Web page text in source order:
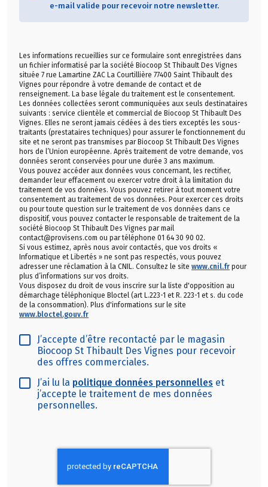
e-mail valide pour recevoir notre newsletter.
Les informations recueillies sur ce formulaire sont enregistrées dans
un fichier informatisé par la société Biocoop St Thibault Des Vignes
située 7 rue Lamartine ZAC La Courtillière 77400 Saint Thibault des
Vignes pour répondre à votre demande de contact et de
renseignement. La base légale du traitement est le consentement.
Les données collectées seront communiquées aux seuls destinataires
suivants : service clientèle et commercial de Biocoop St Thibault Des
Vignes. Elles ne seront jamais cédées à des tiers exceptés les sous-
traitants (prestataires techniques) pour assurer le fonctionnement du
site et ne seront pas transmises par Biocoop St Thibault Des Vignes
hors de l’Union européenne. Après traitement de votre demande, vos
données seront conservées pour une durée 3 ans maximum.
Vous pouvez accéder aux données vous concernant, les rectifier,
demander leur effacement ou exercer votre droit à la limitation du
traitement de vos données. Vous pouvez retirer à tout moment votre
consentement au traitement de vos données. Pour exercer ces droits
ou pour toute question sur le traitement de vos données dans ce
dispositif, vous pouvez contacter le responsable de traitement de la
société Biocoop St Thibault Des Vignes par mail
contact@provisens.com ou par téléphone 01 64 30 90 02.
Si vous estimez, après nous avoir contactés, que vos droits «
Informatique et Libertés » ne sont pas respectés, vous pouvez
adresser une réclamation à la CNIL. Consultez le site www.cnil.fr pour
plus d’informations sur vos droits.
Vous disposez du droit de vous inscrire sur la liste d'opposition au
démarchage téléphonique Bloctel (art L.223-1 et R. 223-1 et s. du code
de la consommation). Plus d'informations sur le site
www.bloctel.gouv.fr
J’accepte d’être recontacté par le magasin
Biocoop St Thibault Des Vignes pour recevoir
des offres commerciales.
J’ai lu la politique données personnelles et
j’accepte le traitement de mes données
personnelles.